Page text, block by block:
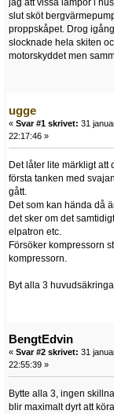
jag att vissa lampor i
slut sköt
proppskåpet. Drog
slocknade hela skiten
motorskyddet men
ugge
« Svar #1 skrivet: 31
22:17:46 »
Det låter lite märkligt
första tanken med
gått.
Det som kan hända då
det sker om det
elpatron etc.
Försöker kompressorn
kompressorn.
Byt alla 3
BengtEdvin
« Svar #2 skrivet: 31
22:55:39 »
Bytte alla 3, ingen
blir maximalt dyrt att